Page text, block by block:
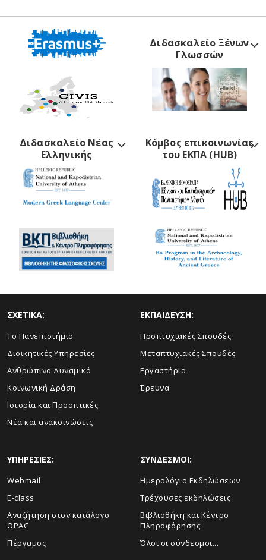
Διδασκαλείο Ξένων
Γλωσσών
Διδασκαλείο Νέας
Ελληνικής
Κόμβος επικοινωνίας
του ΕΚΠΑ (HUB)
ΣΧΕΤΙΚΑ:
Το Πανεπιστήμιο
Διοικητικές Υπηρεσίες
Ανθρώπινο Δυναμικό
Κοινωνική Δράση
Ιστορία και Προοπτικές
Νέα και ανακοινώσεις
ΕΚΠΑΙΔΕΥΣΗ:
Προπτυχιακές Σπουδές
Μεταπτυχιακές Σπουδές
Εργαστήρια
Έρευνα
ΥΠΗΡΕΣΙΕΣ:
Webmail
E-class
Αναζήτηση στον κατάλογο
OPAC
Πέργαμος
ΣΥΝΔΕΣΜΟΙ:
Ημερολόγιο Εκδηλώσεων
Τρέχουσες εκδηλώσεις
Βιβλιοθήκη και Κέντρο
Πληροφόρησης
Όλοι οι σύνδεσμοι...